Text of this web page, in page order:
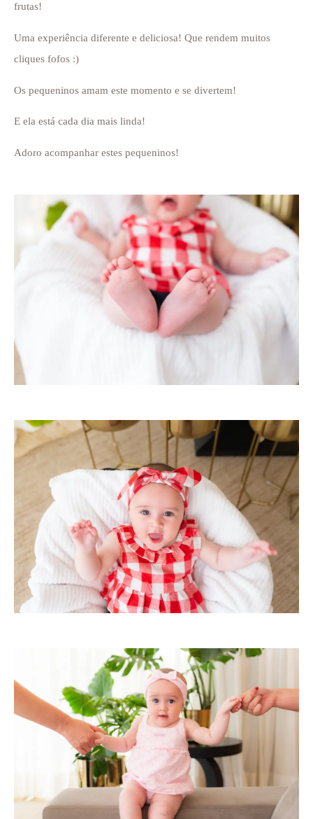
frutas!
Uma experiência diferente e deliciosa! Que rendem muitos
cliques fofos :)
Os pequeninos amam este momento e se divertem!
E ela está cada dia mais linda!
Adoro acompanhar estes pequeninos!